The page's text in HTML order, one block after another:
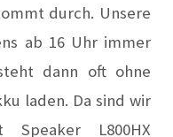
durch. Unsere
ab 16 Uhr immer
dann oft ohne
laden. Da sind wir
L800HX